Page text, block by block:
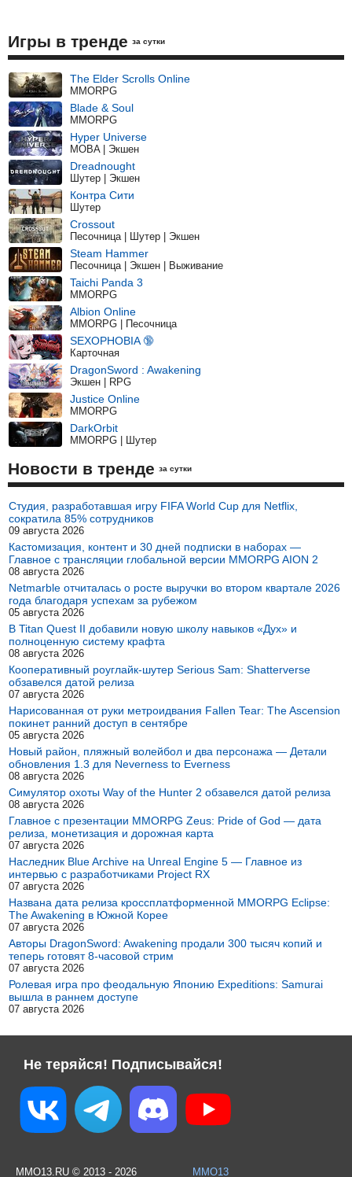
Игры в тренде за сутки
The Elder Scrolls Online
MMORPG
Blade & Soul
MMORPG
Hyper Universe
MOBA | Экшен
Dreadnought
Шутер | Экшен
Контра Сити
Шутер
Crossout
Песочница | Шутер | Экшен
Steam Hammer
Песочница | Экшен | Выживание
Taichi Panda 3
MMORPG
Albion Online
MMORPG | Песочница
SEXOPHOBIA 🔞
Карточная
DragonSword : Awakening
Экшен | RPG
Justice Online
MMORPG
DarkOrbit
MMORPG | Шутер
Новости в тренде за сутки
Студия, разработавшая игру FIFA World Cup для Netflix,
сократила 85% сотрудников
09 августа 2026
Кастомизация, контент и 30 дней подписки в наборах —
Главное с трансляции глобальной версии MMORPG AION 2
08 августа 2026
Netmarble отчиталась о росте выручки во втором квартале 2026
года благодаря успехам за рубежом
05 августа 2026
В Titan Quest II добавили новую школу навыков «Дух» и
полноценную систему крафта
08 августа 2026
Кооперативный роуглайк-шутер Serious Sam: Shatterverse
обзавелся датой релиза
07 августа 2026
Нарисованная от руки метроидвания Fallen Tear: The Ascension
покинет ранний доступ в сентябре
05 августа 2026
Новый район, пляжный волейбол и два персонажа — Детали
обновления 1.3 для Neverness to Everness
08 августа 2026
Симулятор охоты Way of the Hunter 2 обзавелся датой релиза
08 августа 2026
Главное с презентации MMORPG Zeus: Pride of God — дата
релиза, монетизация и дорожная карта
07 августа 2026
Наследник Blue Archive на Unreal Engine 5 — Главное из
интервью с разработчиками Project RX
07 августа 2026
Названа дата релиза кроссплатформенной MMORPG Eclipse:
The Awakening в Южной Корее
07 августа 2026
Авторы DragonSword: Awakening продали 300 тысяч копий и
теперь готовят 8-часовой стрим
07 августа 2026
Ролевая игра про феодальную Японию Expeditions: Samurai
вышла в раннем доступе
07 августа 2026
Не теряйся! Подписывайся!
MMO13.RU © 2013 - 2026 MMO13